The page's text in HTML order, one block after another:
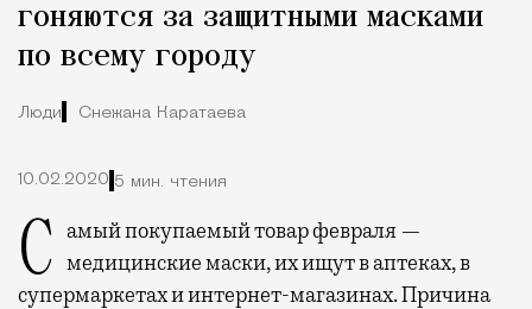
гоняются за защитными масками
по всему городу
Люди Снежана Каратаева
10.02.2020 5 мин. чтения
Самый покупаемый товар февраля — медицинские маски, их ищут в аптеках, в
супермаркетах и интернет-магазинах. Причина